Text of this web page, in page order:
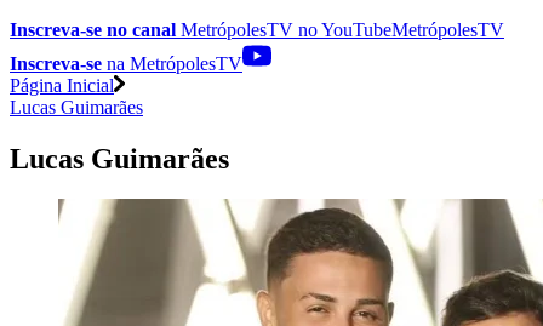
Inscreva-se no canal MetrópolesTV noYouTubeMetrópolesTV
Inscreva-se na MetrópolesTV
Página Inicial
Lucas Guimarães
Lucas Guimarães